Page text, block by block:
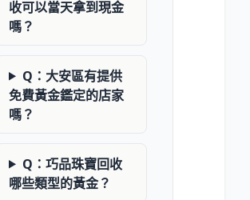
收可以當天拿到現金
嗎？
Q：大安區有提供
免費黃金鑑定的店家
嗎？
Q：巧品珠寶回收
哪些類型的黃金？